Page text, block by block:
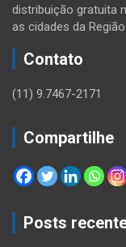
distribuição gratuita
as cidades da
Contato
(11) 9.7467-2171
Compartilhe
Posts